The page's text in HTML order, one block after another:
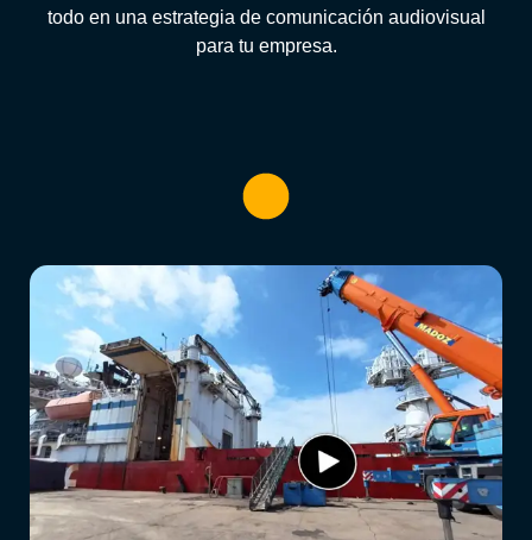
todo en una estrategia de comunicación audiovisual
para tu empresa.